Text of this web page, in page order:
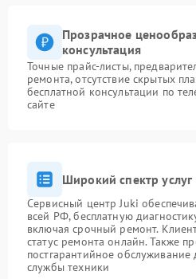
Прозрачное
консультация
Точные прайс-листы,
ремонта, отсутствие скрытых
бесплатной консультации по
сайте
Широкий спектр услуг
Сервисный центр Juki
всей РФ, бесплатную
включая срочный ремонт.
статус ремонта онлайн. Также
постгарантийное
службы техники